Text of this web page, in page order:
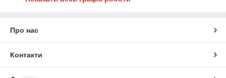
Про нас
Контакти